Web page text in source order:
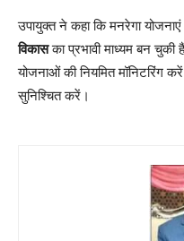
उपायुक्त ने कहा कि मनरेगा योजनाएं
विकासका प्रभावी माध्यम बन चुकी
योजनाओं की नियमित मॉनिटरिंग
सुनिश्चित करें।